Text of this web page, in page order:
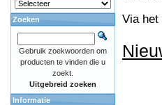
Via het
Zoeken
Gebruik zoekwoorden om
producten te vinden die u
zoekt.
Uitgebreid zoeken
Informatie